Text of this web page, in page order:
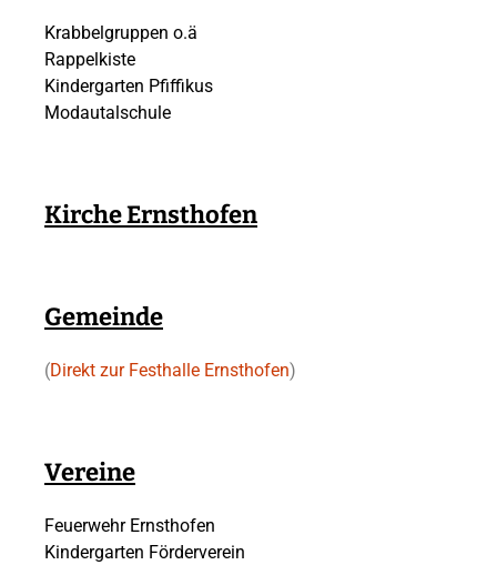
Krabbelgruppen o.ä
Rappelkiste
Kindergarten Pfiffikus
Modautalschule
Kirche Ernsthofen
Gemeinde
(Direkt zur Festhalle Ernsthofen)
Vereine
Feuerwehr Ernsthofen
Kindergarten Förderverein